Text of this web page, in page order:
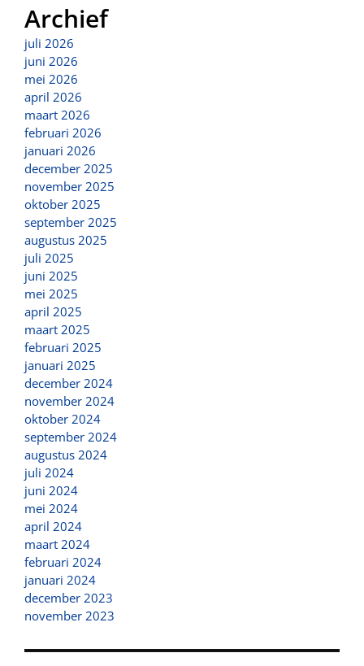
Archief
juli 2026
juni 2026
mei 2026
april 2026
maart 2026
februari 2026
januari 2026
december 2025
november 2025
oktober 2025
september 2025
augustus 2025
juli 2025
juni 2025
mei 2025
april 2025
maart 2025
februari 2025
januari 2025
december 2024
november 2024
oktober 2024
september 2024
augustus 2024
juli 2024
juni 2024
mei 2024
april 2024
maart 2024
februari 2024
januari 2024
december 2023
november 2023